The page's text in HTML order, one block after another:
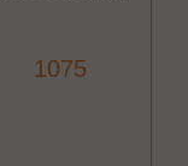
1075